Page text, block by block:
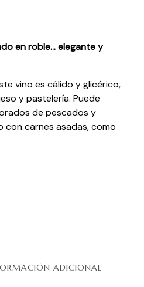
en roble… elegante y
vino es cálido y glicérico,
y pastelería. Puede
de pescados y
con carnes asadas, como
ADICIONAL